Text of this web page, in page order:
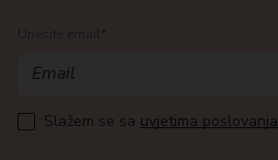
Slažem se sa uvjetima poslovanja